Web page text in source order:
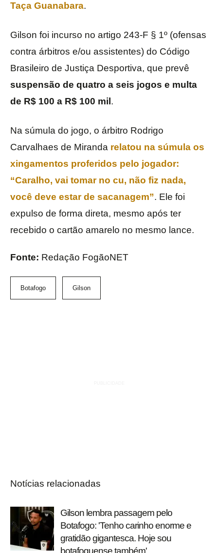
Taça Guanabara.
Gilson foi incurso no artigo 243-F § 1º (ofensas
contra árbitros e/ou assistentes) do Código
Brasileiro de Justiça Desportiva, que prevê
suspensão de quatro a seis jogos e multa
de R$ 100 a R$ 100 mil .
Na súmula do jogo, o árbitro Rodrigo
Carvalhaes de Miranda relatou na súmula os
xingamentos proferidos pelo jogador:
“Caralho, vai tomar no cu, não fiz nada,
você deve estar de sacanagem”. Ele foi
expulso de forma direta, mesmo após ter
recebido o cartão amarelo no mesmo lance.
Fonte: Redação FogãoNET
Botafogo Gilson
Notícias relacionadas
Gilson lembra passagem pelo
Botafogo: 'Tenho carinho enorme e
gratidão gigantesca. Hoje sou